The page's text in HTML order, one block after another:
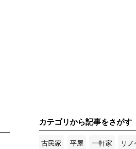
カテゴリから記事をさがす
古民家 平屋 一軒家
リ